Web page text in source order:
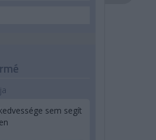
sem segít